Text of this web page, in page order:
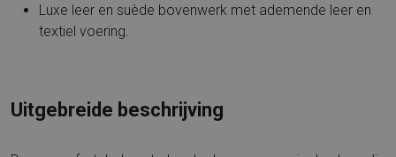
Luxe leer en suède bovenwerk met ademende leer en
textiel voering.
Uitgebreide beschrijving